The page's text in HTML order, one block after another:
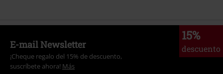
15%
descuento
E-mail Newsletter
¡Cheque regalo del 15% de descuento,
suscríbete ahora! Más